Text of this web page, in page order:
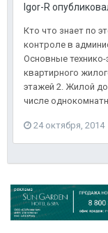
Igor-R
Кто что знает по
контроле в
Основные технико-
квартирного
этажей 2. Жилой
числе
24 октября, 2014